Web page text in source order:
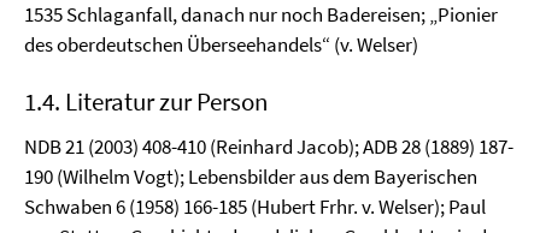
1535 Schlaganfall, danach nur noch Badereisen; „Pionier
des oberdeutschen Überseehandels“ (v. Welser)
1.4. Literatur zur Person
NDB 21 (2003) 408-410 (Reinhard Jacob); ADB 28 (1889) 187-
190 (Wilhelm Vogt); Lebensbilder aus dem Bayerischen
Schwaben 6 (1958) 166-185 (Hubert Frhr. v. Welser); Paul